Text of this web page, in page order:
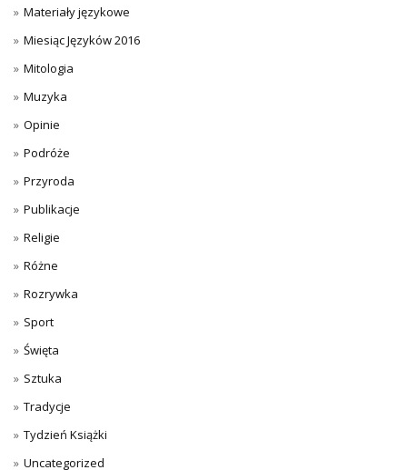
Materiały językowe
Miesiąc Języków 2016
Mitologia
Muzyka
Opinie
Podróże
Przyroda
Publikacje
Religie
Różne
Rozrywka
Sport
Święta
Sztuka
Tradycje
Tydzień Książki
Uncategorized